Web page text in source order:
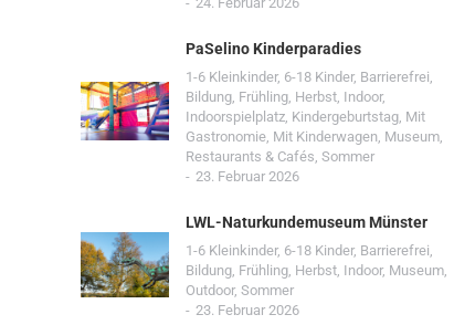
PaSelino Kinderparadies
1-6 Kleinkinder, 6-18 Kinder, Barrierefrei,
Bildung, Frühling, Herbst, Indoor,
Indoorspielplatz, Kindergeburtstag, Mit
Gastronomie, Mit Kinderwagen, Museum,
Restaurants & Cafés, Sommer
23. Februar 2026
LWL-Naturkundemuseum Münster
1-6 Kleinkinder, 6-18 Kinder, Barrierefrei,
Bildung, Frühling, Herbst, Indoor, Museum,
Outdoor, Sommer
23. Februar 2026